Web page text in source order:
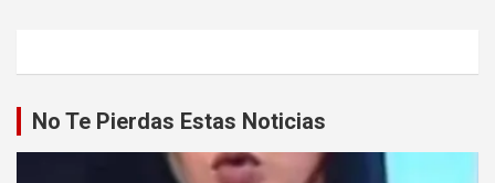
No Te Pierdas Estas Noticias